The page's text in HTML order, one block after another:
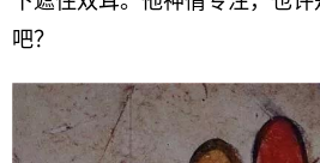
吧？